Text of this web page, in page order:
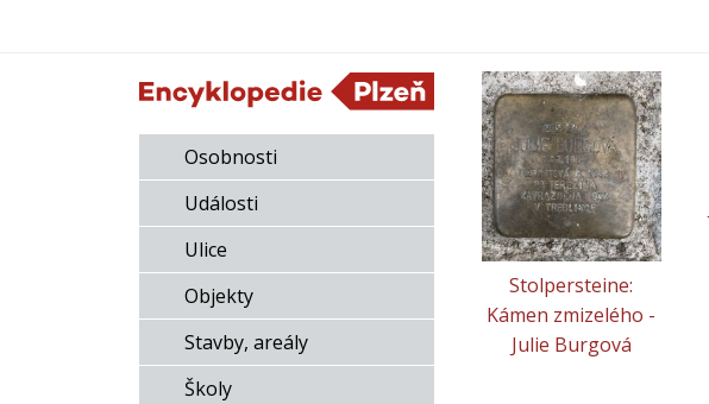
Osobnosti
Události
Ulice
Objekty
Stavby, areály
Školy
Stolpersteine:
Kámen zmizelého -
Julie Burgová